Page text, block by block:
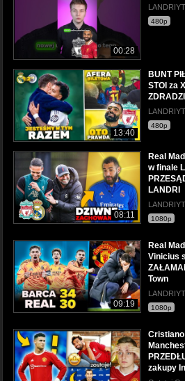
00:28
LANDRIYT
480p
13:40
BUNT
STOI za
LANDRIYT
480p
08:11
Real
w finale
LANDRI
LANDRIYT
1080p
09:19
Real
Vinicius
Town
LANDRIYT
1080p
Cristiano
zakupy